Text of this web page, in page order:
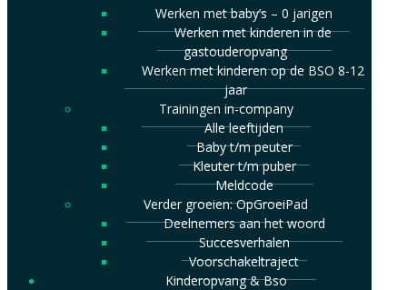
Werken met baby’s – 0 jarigen
Werken met kinderen in de
gastouderopvang
Werken met kinderen op de BSO 8-12
jaar
Trainingen in-company
Alle leeftijden
Baby t/m peuter
Kleuter t/m puber
Meldcode
Verder groeien: OpGroeiPad
Deelnemers aan het woord
Succesverhalen
Voorschakeltraject
Kinderopvang & Bso